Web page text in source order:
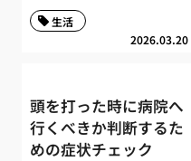
2026.03.20
生活
頭を打った時に病院へ
行くべきか判断するた
めの症状チェック